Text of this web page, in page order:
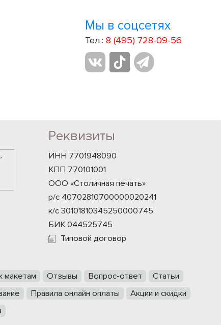
Мы в соцсетях
Тел.: 8 (495) 728-09-56
Реквизиты
ИНН 7701948090
КПП 770101001
ООО «Столичная печать»
р/с 40702810700000020241
к/с 30101810345250000745
БИК 044525745
Типовой договор
макетам Отзывы Вопрос-ответ
Статьи
Правила онлайн оплаты
Акции и скидки